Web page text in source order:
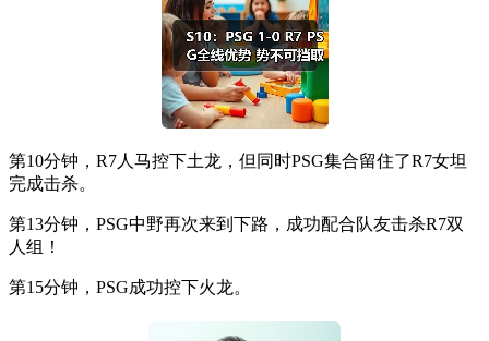
第10分钟，R7人马控下土龙，但同时PSG集合留住了R7女坦
完成击杀。
第13分钟，PSG中野再次来到下路，成功配合队友击杀R7双
人组！
第15分钟，PSG成功控下火龙。